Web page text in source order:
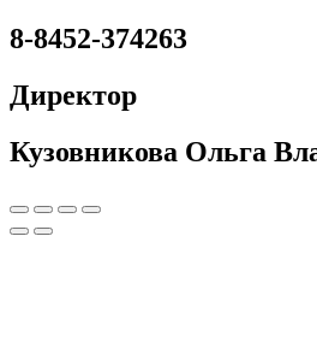
8-8452-374263
Директор
Кузовникова Ольга